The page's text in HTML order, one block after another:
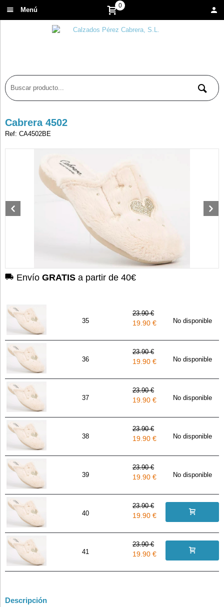
0
Cabrera 4502
Ref: CA4502BE
Envío GRATIS a partir de 40€
35
23.90 €
19.90 € No disponible
36
23.90 €
19.90 € No disponible
37
23.90 €
19.90 € No disponible
38
23.90 €
19.90 € No disponible
39
23.90 €
19.90 € No disponible
40
23.90 €
19.90 €
41
23.90 €
19.90 €
Descripción
Menú